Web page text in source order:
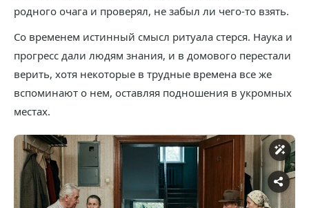
родного очага и проверял, не забыл ли чего-то взять.
Со временем истинный смысл ритуала стерся. Наука и
прогресс дали людям знания, и в домового перестали
верить, хотя некоторые в трудные времена все же
вспоминают о нем, оставляя подношения в укромных
местах.